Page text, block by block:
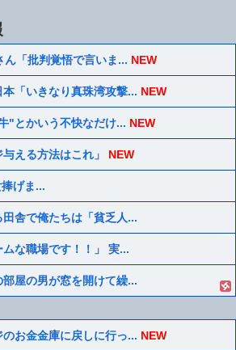
ん「批判覚悟で言いま... NEW
「いきなり真珠湾攻撃... NEW
"とかいう不快なだけ... NEW
える方法はこれ」 NEW
げま...
舎で俺たちは「貧乏人...
な職場です！！」 実...
屋の男が窓を開けて繰...
お金金庫に戻しに行っ... NEW